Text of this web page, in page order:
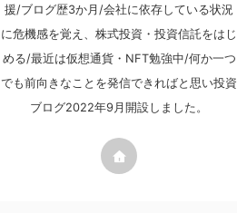
援/ブログ歴3か月/会社に依存している状況
に危機感を覚え、株式投資・投資信託をはじ
める/最近は仮想通貨・NFT勉強中/何か一つ
でも前向きなことを発信できればと思い投資
ブログ2022年9月開設しました。